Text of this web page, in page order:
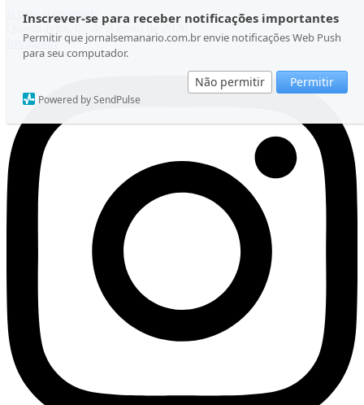
Inscrever-se para receber notificações importantes
Permitir que jornalsemanario.com.br envie notificações Web Push
para seu computador.
Não permitir Permitir
Powered by SendPulse
Ir para o conteúdo
Quarta-feira, 05 de Agosto de 2026
Instagram